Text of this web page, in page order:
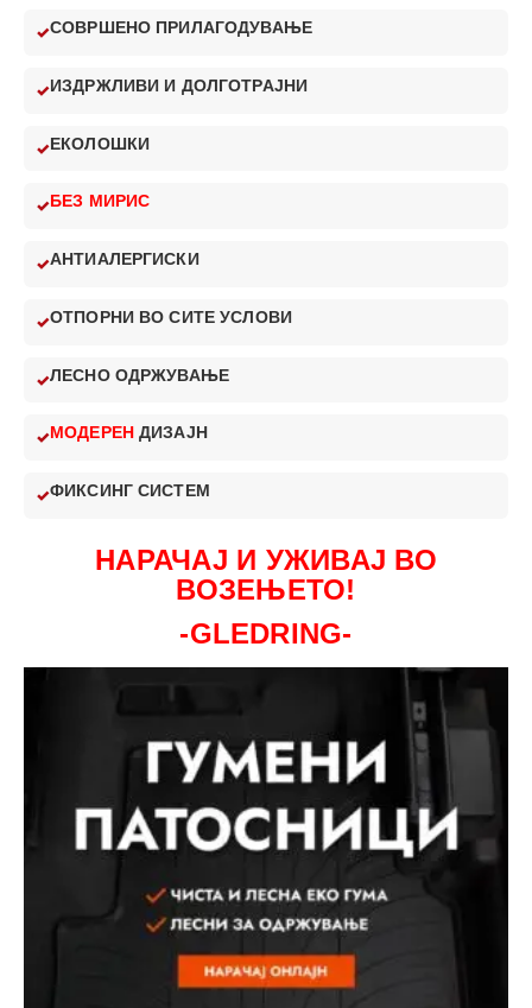
СОВРШЕНО ПРИЛАГОДУВАЊЕ
ИЗДРЖЛИВИ И ДОЛГОТРАЈНИ
ЕКОЛОШКИ
БЕЗ МИРИС
АНТИАЛЕРГИСКИ
ОТПОРНИ ВО СИТЕ УСЛОВИ
ЛЕСНО ОДРЖУВАЊЕ
МОДЕРЕН ДИЗАЈН
ФИКСИНГ СИСТЕМ
НАРАЧАЈ И УЖИВАЈ ВО
ВОЗЕЊЕТО!
-GLEDRING-